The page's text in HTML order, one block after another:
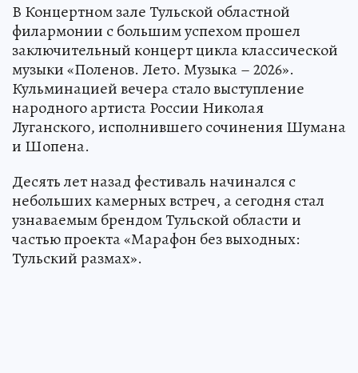
В Концертном зале Тульской областной
филармонии с большим успехом прошел
заключительный концерт цикла классической
музыки «Поленов. Лето. Музыка – 2026».
Кульминацией вечера стало выступление
народного артиста России Николая
Луганского, исполнившего сочинения Шумана
и Шопена.
Десять лет назад фестиваль начинался с
небольших камерных встреч, а сегодня стал
узнаваемым брендом Тульской области и
частью проекта «Марафон без выходных:
Тульский размах».